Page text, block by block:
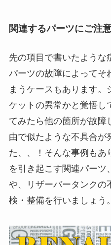
関連するパーツにご注
先の項目で書いたような
パーツの故障によってそ
まうケースもあります。
ケットの異常かと覚悟し
てみたら他の箇所が故障
由で似たような不具合が
た、、！そんな事例もあ
を引き起こす関連パーツ
や、リザーバータンクの
検・整備を行いましょう。